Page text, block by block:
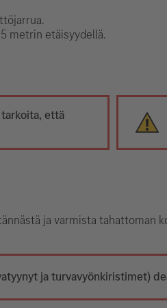
metrin etäisyydellä.
että
ja varmista tahattoman
ja turvavyönkiristimet)